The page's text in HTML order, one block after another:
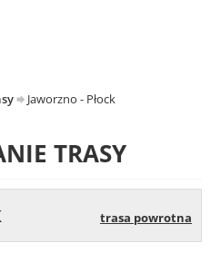
Jaworzno - Płock
TRASY
trasa powrotna